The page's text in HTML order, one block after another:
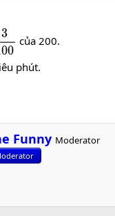
của 200.
phút.
Funny Moderator